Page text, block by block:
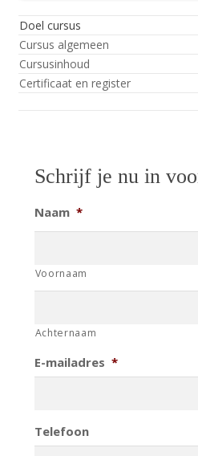
Doel cursus
Cursus algemeen
Cursusinhoud
Certificaat en register
Schrijf je nu in
Naam *
Voornaam
Achternaam
E-mailadres *
Telefoon